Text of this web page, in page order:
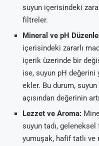
suyun içerisindeki
filtreler.
Mineral ve pH
içerisindeki zararlı
içerik üzerinde bir
ise, suyun pH
ekler. Bu durum, suyun
açısından değerinin
Lezzet ve Aroma:
suyun tadı,
yumuşak, hafif tatlı ve